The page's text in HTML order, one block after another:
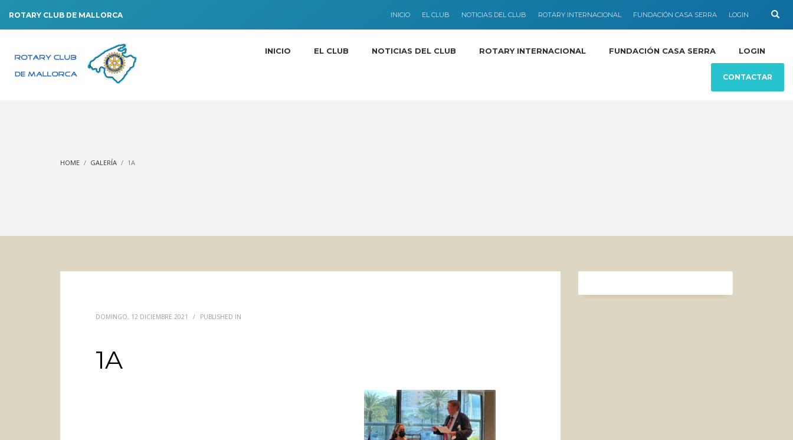
ROTARY CLUB DE MALLORCA INICIO EL CLUB NOTICIAS DEL CLUB ROTARY INTERNACIONAL FUNDACIÓN CASA SERRA LOGIN
INICIO EL CLUB NOTICIAS DEL CLUB ROTARY INTERNACIONAL FUNDACIÓN CASA SERRA LOGIN
CONTACTAR
HOME GALERÍA 1A
DOMINGO, 12 DICIEMBRE 2021 / PUBLISHED IN
1A